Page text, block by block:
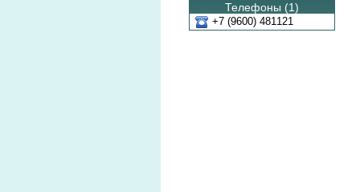
Телефоны (1)
+7 (9600) 481121